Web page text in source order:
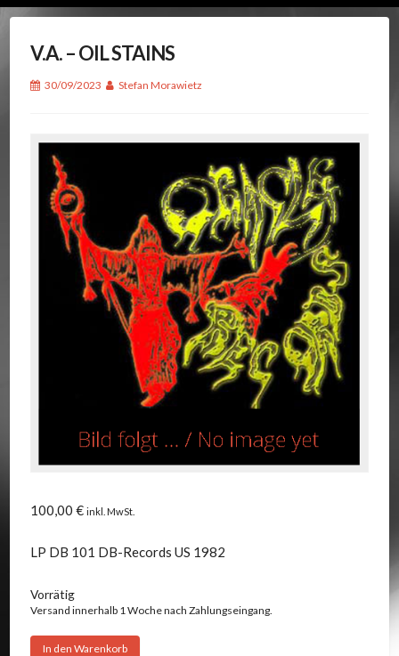
V.A. – OIL STAINS
30/09/2023 Stefan Morawietz
100,00 € inkl. MwSt.
LP DB 101 DB-Records US 1982
Vorrätig
Versand innerhalb 1 Woche nach Zahlungseingang.
V.A.In den Warenkorb